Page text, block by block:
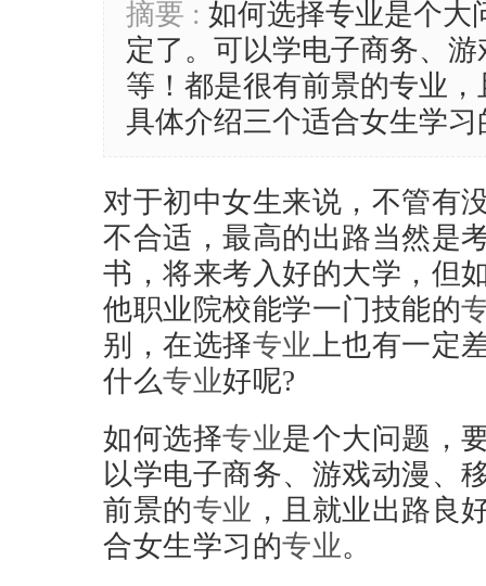
摘要 : 如何选择专业是个大
定了。可以学电子商务、
等！都是很有前景的专业
具体介绍三个适合女生学习
对于初中女生来说，不管有
不合适，最高的出路当然是
书，将来考入好的大学，但
他职业院校能学一门技能的
别，在选择专业 上也有一定
什么专业好呢?
如何选择专业是个大问题，
以学电子商务、游戏动漫、
前景的专业 ，且就业出路良
合女生学习的专业。